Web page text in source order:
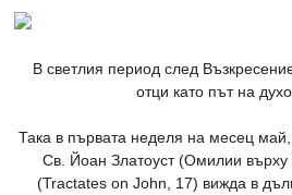
В светлия период след
отци като път на
Така в първата неделя на месец
Св. Йоан Златоуст (Омилии върху
(Tractates on John, 17) вижда в